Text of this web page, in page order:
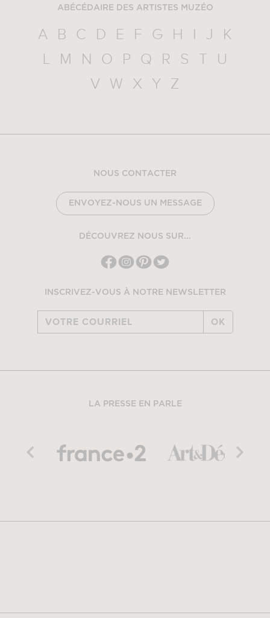
ABÉCÉDAIRE DES ARTISTES MUZÉO
A B C D E F G H I J
K
L
M N O P Q R S T
U
V
W X Y Z
NOUS CONTACTER
ENVOYEZ-NOUS UN MESSAGE
DÉCOUVREZ NOUS SUR...
INSCRIVEZ-VOUS À NOTRE NEWSLETTER
OK
LA PRESSE EN PARLE